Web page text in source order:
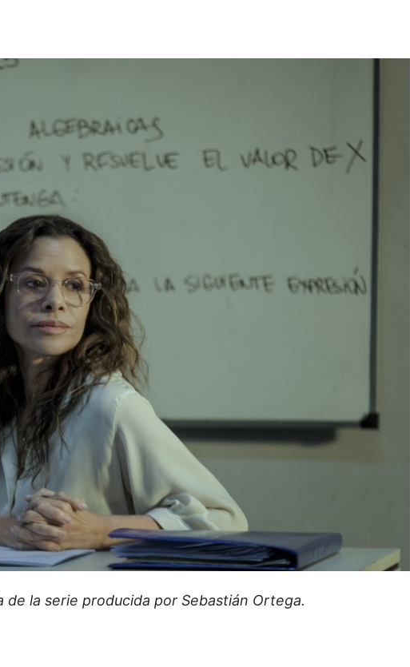
la serie producida por Sebastián Ortega.